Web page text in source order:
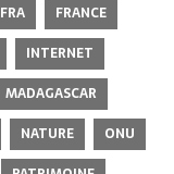
FRA
FRANCE
INTERNET
MADAGASCAR
NATURE
ONU